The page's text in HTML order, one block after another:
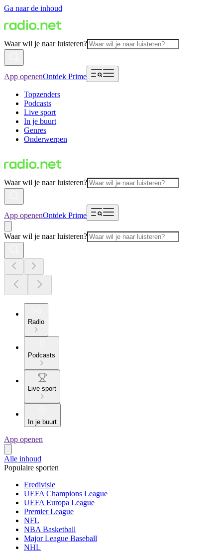
Ga naar de inhoud
Waar wil je naar luisteren?
App openenOntdek Prime
Topzenders
Podcasts
Live sport
In je buurt
Genres
Onderwerpen
Waar wil je naar luisteren?
App openenOntdek Prime
Waar wil je naar luisteren?
Radio
Podcasts
Live sport
In je buurt
App openen
Alle inhoud
Populaire sporten
Eredivisie
UEFA Champions League
UEFA Europa League
Premier League
NFL
NBA Basketball
Major League Baseball
NHL